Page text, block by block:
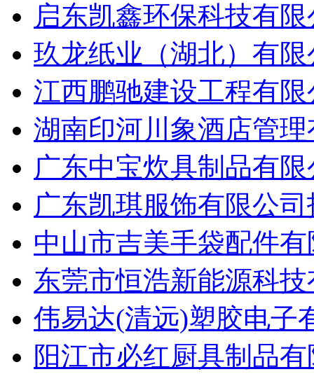
启东凯鑫环保科技有
玖龙纸业（湖北）有
江西鹏驰建设工程有
湖南印河川象酒店管
广东中宝炊具制品有
广东凯琪服饰有限公
中山市吉美手袋配件
东莞市恒浩新能源科
伟易达(清远)塑胶电子
阳江市必红厨具制品